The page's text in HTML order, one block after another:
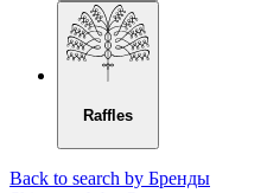
Raffles
Back to search by Бренды